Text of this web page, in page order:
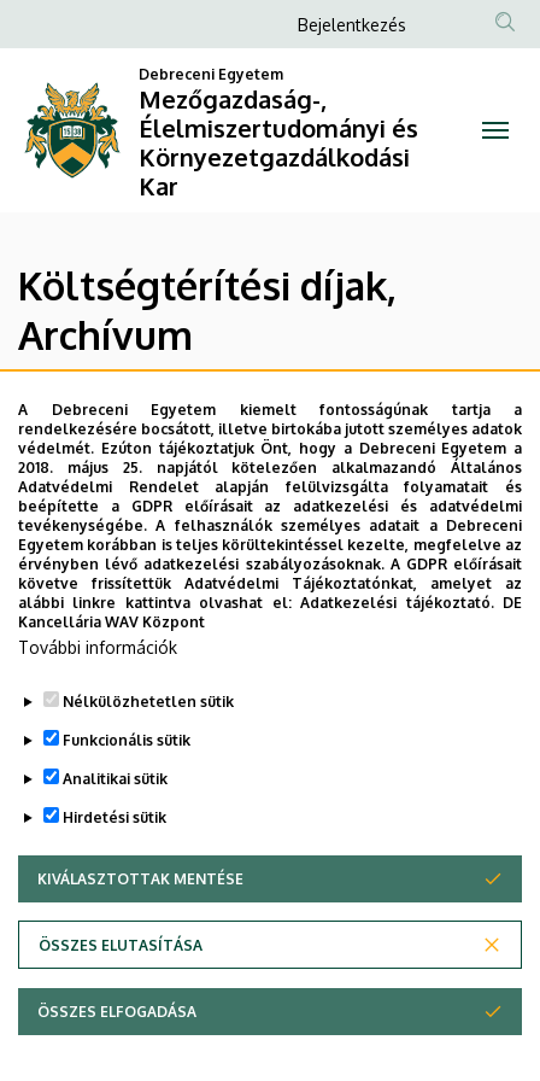
díjak,
Archívum
Élelmiszertudományi
és
Környezetgazdálkodási
Kar
a
Anonim
fiók
menüje
Bejelentkezés
Debreceni Egyetem
Mezőgazdaság-,
Élelmiszertudományi és
Környezetgazdálkodási
Kar
Költségtérítési díjak,
Archívum
A 2015/16. tanévre vonatkozó költségtérítési
díjak
A 2014/15. tanévre vonatkozó költségtérítési
díjak
Legutóbbi frissítés: 2022. 08. 01. 19:31
Adatvédelem
Copyright © 2026 Unideb
A Debreceni Egyetem kiemelt fontosságúnak tartja a
rendelkezésére bocsátott, illetve birtokába jutott személyes adatok
védelmét. Ezúton tájékoztatjuk Önt, hogy a Debreceni Egyetem a
2018. május 25. napjától kötelezően alkalmazandó Általános
Adatvédelmi Rendelet alapján felülvizsgálta folyamatait és
beépítette a GDPR előírásait az adatkezelési és adatvédelmi
tevékenységébe. A felhasználók személyes adatait a Debreceni
Egyetem korábban is teljes körültekintéssel kezelte, megfelelve az
érvényben lévő adatkezelési szabályozásoknak. A GDPR előírásait
követve frissítettük Adatvédelmi Tájékoztatónkat, amelyet az
alábbi linkre kattintva olvashat el:Adatkezelési tájékoztató. DE
Kancellária WAV Központ
További információk
Nélkülözhetetlen sütik
Funkcionális sütik
Analitikai sütik
Hirdetési sütik
KIVÁLASZTOTTAK MENTÉSE
ÖSSZES ELUTASÍTÁSA
WITHDRAW CONSENT
ÖSSZES ELFOGADÁSA